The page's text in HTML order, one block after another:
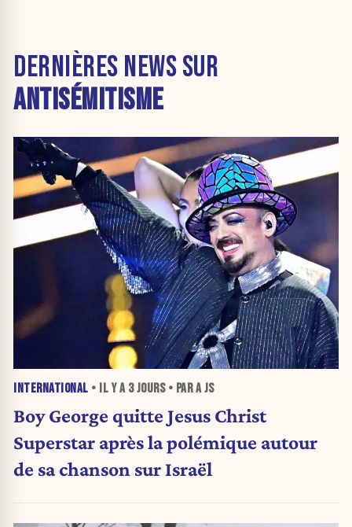
DERNIÈRES NEWS SUR
ANTISÉMITISME
INTERNATIONAL • IL Y A 3 JOURS• PAR A JS
Boy George quitte Jesus Christ
Superstar après la polémique autour
de sa chanson sur Israël